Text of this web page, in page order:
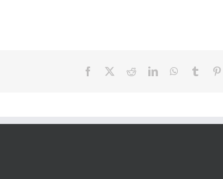
Facebook RedditLinkedInWhatsApp
Tumblr